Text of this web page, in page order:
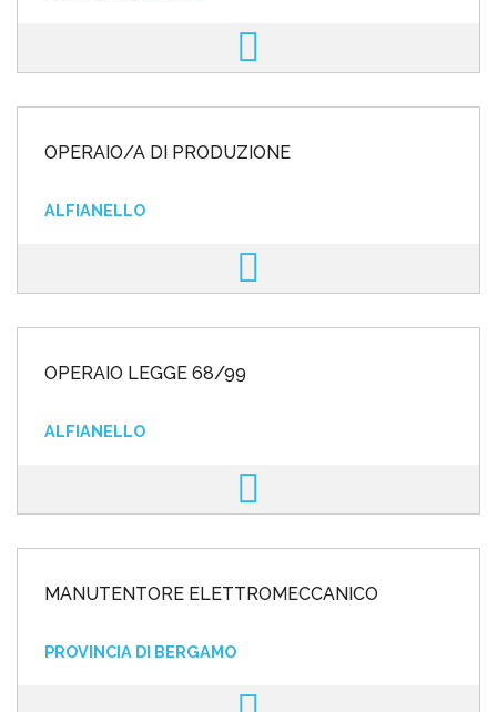
OPERAIO/A DI PRODUZIONE
ALFIANELLO
OPERAIO LEGGE 68/99
ALFIANELLO
MANUTENTORE ELETTROMECCANICO
PROVINCIA DI BERGAMO